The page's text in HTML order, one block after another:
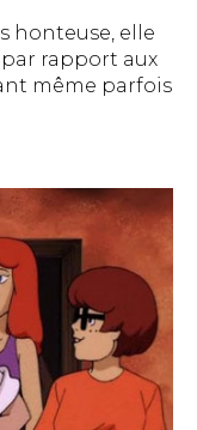
honteuse, elle
rapport aux
même parfois